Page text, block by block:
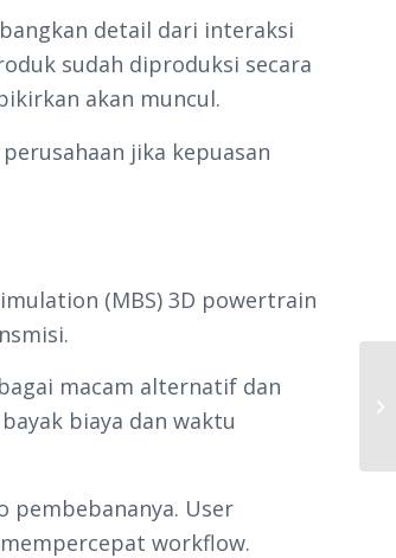
detail dari interaksi
sudah diproduksi secara
akan muncul.
jika kepuasan
(MBS) 3D powertrain
macam alternatif dan
biaya dan waktu
pembebananya. User
workflow.